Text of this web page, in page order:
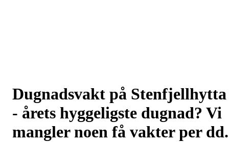
Dugnadsvakt på Stenfjellhytta
- årets hyggeligste dugnad? Vi
mangler noen få vakter per dd.